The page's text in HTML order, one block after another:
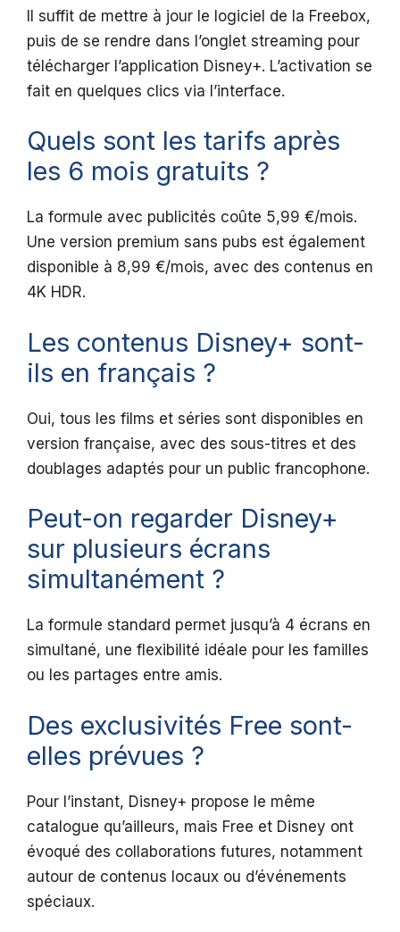
Il suffit de mettre à jour le logiciel de la Freebox,
puis de se rendre dans l’onglet streaming pour
télécharger l’application Disney+. L’activation se
fait en quelques clics via l’interface.
Quels sont les tarifs après
les 6 mois gratuits ?
La formule avec publicités coûte 5,99 €/mois.
Une version premium sans pubs est également
disponible à 8,99 €/mois, avec des contenus en
4K HDR.
Les contenus Disney+ sont-
ils en français ?
Oui, tous les films et séries sont disponibles en
version française, avec des sous-titres et des
doublages adaptés pour un public francophone.
Peut-on regarder Disney+
sur plusieurs écrans
simultanément ?
La formule standard permet jusqu’à 4 écrans en
simultané, une flexibilité idéale pour les familles
ou les partages entre amis.
Des exclusivités Free sont-
elles prévues ?
Pour l’instant, Disney+ propose le même
catalogue qu’ailleurs, mais Free et Disney ont
évoqué des collaborations futures, notamment
autour de contenus locaux ou d’événements
spéciaux.